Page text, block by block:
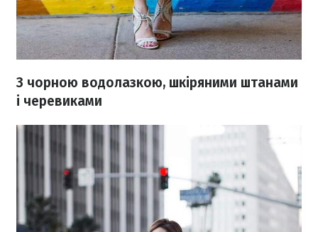
З чорною водолазкою, шкіряними штанами
і черевиками